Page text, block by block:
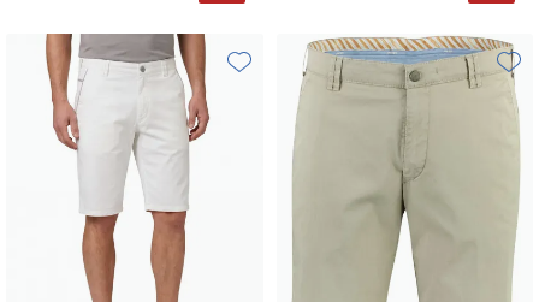
Toevoegen aan favorieten